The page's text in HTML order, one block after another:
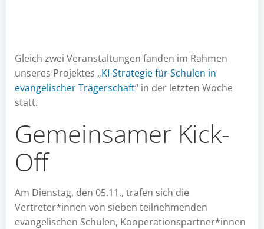
Gleich zwei Veranstaltungen fanden im Rahmen
unseres Projektes „KI-Strategie für Schulen in
evangelischer Trägerschaft“ in der letzten Woche
statt.
Gemeinsamer Kick-
Off
Am Dienstag, den 05.11., trafen sich die
Vertreter*innen von sieben teilnehmenden
evangelischen Schulen, Kooperationspartner*innen